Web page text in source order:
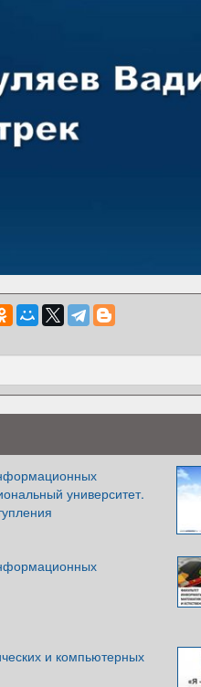
университет.
и компьютерных